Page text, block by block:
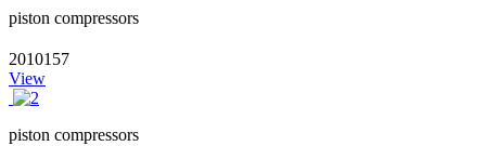
piston compressors
2010157
View
piston compressors